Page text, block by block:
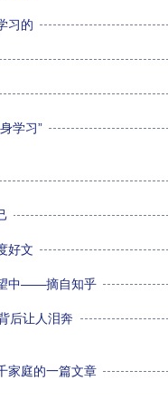
习的
学习”
好文
中——摘自知乎
后让人泪奔
家庭的一篇文章